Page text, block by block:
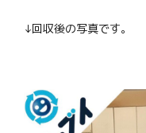
↓回収後の写真です。